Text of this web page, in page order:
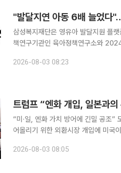
"발달지연 아동 6배 늘었다
삼성복지재단은 영유아 발달지원 플
책연구기관인 육아정책연구소와 2024년부
고서에 따르면 국민건강보험공단이
2026-08-03 08:23
트럼프 “엔화 개입, 일본과
“미·일, 엔화 가치 방어에 긴밀 공조” 도널드 트럼프 미국 대통령이 2일(현지시간) “엔화 가치를 끌
어올리기 위한 외환시장 개입에 미국
에게 엔화 시장 개입에 관한 질의에 “
2026-08-03 08:05